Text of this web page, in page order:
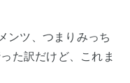
ンツ、つまりみっち
た訳だけど、これま